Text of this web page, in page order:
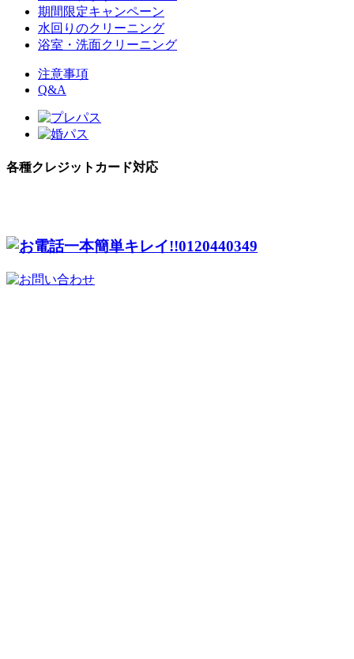
期間限定キャンペーン
水回りのクリーニング
浴室・洗面クリーニング
注意事項
Q&A
各種クレジットカード対応